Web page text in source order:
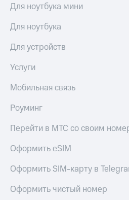
Для ноутбука мини
Для ноутбука
Для устройств
Услуги
Мобильная связь
Роуминг
Перейти в МТС со своим
Оформить eSIM
Оформить SIM-карту в
Оформить чистый номер